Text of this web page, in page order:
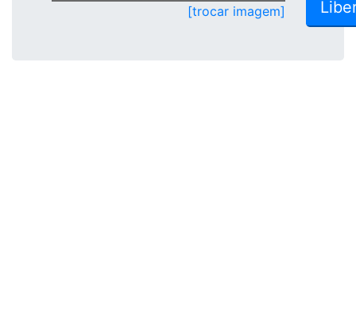
[trocar imagem]